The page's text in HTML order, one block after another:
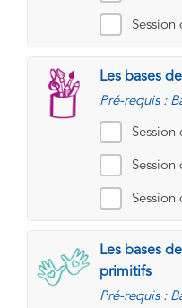
Les bases
Pré-requis :
Session
Les bases
primitifs
Pré-requis :